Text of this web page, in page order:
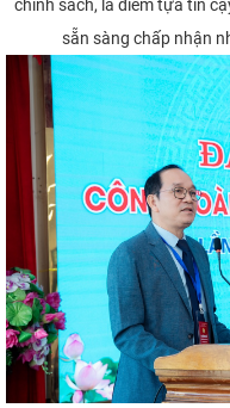
chính sách, là điểm tựa tin
sẵn sàng chấp nhận